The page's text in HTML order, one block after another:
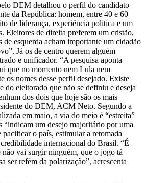
DEM detalhou o perfil do candidato
da República: homem, entre 40 e 60
de liderança, experiência política e um
Eleitores de direita preferem um cristão,
de esquerda acham importante um cidadão
Já os de centro querem alguém
e unificador. “A pesquisa aponta
que no momento nem Lula nem
os nomes desse perfil desejado. Existe
do eleitorado que não se definiu e deseja
dos dois que hoje são os mais
do DEM, ACM Neto. Segundo a
em maio, a via do meio é “estreita”
“indicam um desejo majoritário por uma
o país, estimular a retomada
internacional do Brasil. “É
não vai surgir ninguém, que o jogo tá
ser refém da polarização”, acrescenta